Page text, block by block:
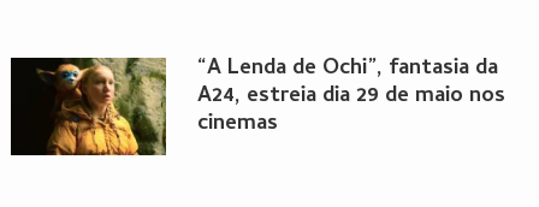
“A Lenda de Ochi”, fantasia da
A24, estreia dia 29 de maio nos
cinemas